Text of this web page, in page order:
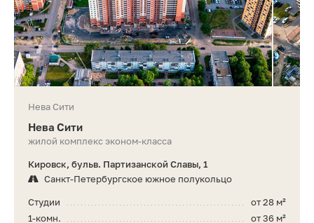
Нева Сити
Нева Сити
жилой комплекс эконом-класса
Кировск, бульв. Партизанской Славы, 1
Санкт-Петербургское южное полукольцо
от 28 м²
Студии
от 36 м²
1-комн.